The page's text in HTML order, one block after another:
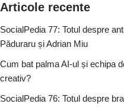
Articole recente
SocialPedia 77: Totul despre
Păduraru și Adrian Miu
Cum bat palma AI-ul și echipa
creativ?
SocialPedia 76: Totul despre